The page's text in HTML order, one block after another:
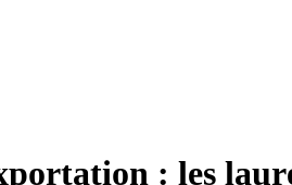
: les